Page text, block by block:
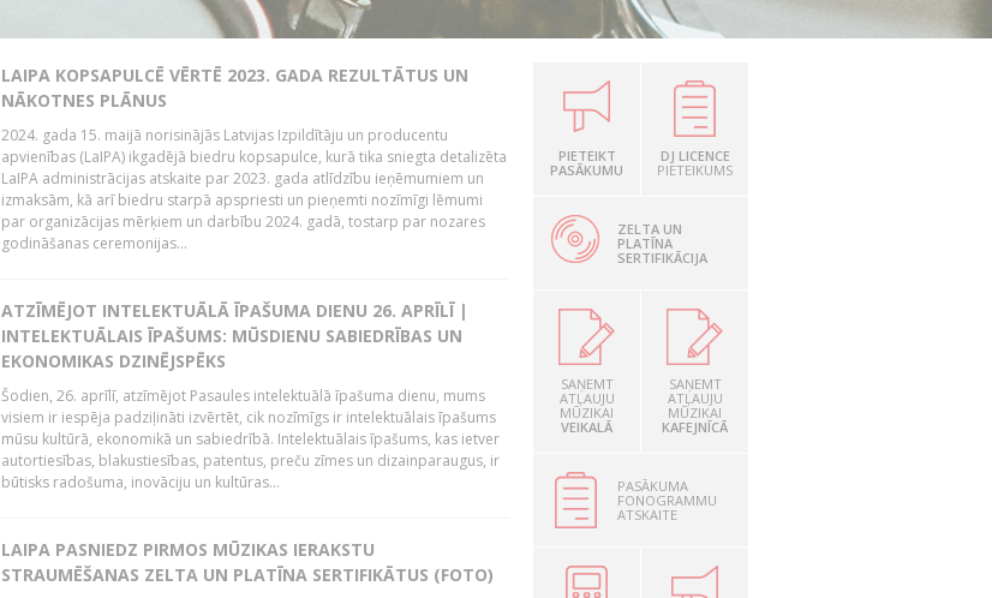
LAIPA KOPSAPULCĒ VĒRTĒ 2023. GADA REZULTĀTUS UN
NĀKOTNES PLĀNUS
2024. gada 15. maijā norisinājās Latvijas Izpildītāju un producentu
apvienības (LaIPA) ikgadējā biedru kopsapulce, kurā tika sniegta detalizēta
LaIPA administrācijas atskaite par 2023. gada atlīdzību ieņēmumiem un
izmaksām, kā arī biedru starpā apspriesti un pieņemti nozīmīgi lēmumi
par organizācijas mērķiem un darbību 2024. gadā, tostarp par nozares
godināšanas ceremonijas...
ATZĪMĒJOT INTELEKTUĀLĀ ĪPAŠUMA DIENU 26. APRĪLĪ |
INTELEKTUĀLAIS ĪPAŠUMS: MŪSDIENU SABIEDRĪBAS UN
EKONOMIKAS DZINĒJSPĒKS
Šodien, 26. aprīlī, atzīmējot Pasaules intelektuālā īpašuma dienu, mums
visiem ir iespēja padziļināti izvērtēt, cik nozīmīgs ir intelektuālais īpašums
mūsu kultūrā, ekonomikā un sabiedrībā. Intelektuālais īpašums, kas ietver
autortiesības, blakustiesības, patentus, preču zīmes un dizainparaugus, ir
būtisks radošuma, inovāciju un kultūras...
LAIPA PASNIEDZ PIRMOS MŪZIKAS IERAKSTU
STRAUMĒŠANAS ZELTA UN PLATĪNA SERTIFIKĀTUS (FOTO)
PIETEIKT
PASĀKUMU
DJ LICENCE
PIETEIKUMS
ZELTA UN
PLATĪNA
SERTIFIKĀCIJA
SAŅEMT
ATĻAUJU
MŪZIKAI
VEIKALĀ
SAŅEMT
ATĻAUJU
MŪZIKAI
KAFEJNĪCĀ
PASĀKUMA
FONOGRAMMU
ATSKAITE